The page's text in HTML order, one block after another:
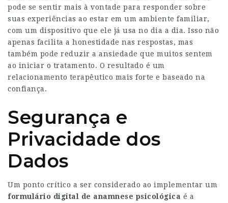
pode se sentir mais à vontade para responder sobre
suas experiências ao estar em um ambiente familiar,
com um dispositivo que ele já usa no dia a dia. Isso não
apenas facilita a honestidade nas respostas, mas
também pode reduzir a ansiedade que muitos sentem
ao iniciar o tratamento. O resultado é um
relacionamento terapêutico mais forte e baseado na
confiança.
Segurança e
Privacidade dos
Dados
Um ponto crítico a ser considerado ao implementar um
formulário digital de anamnese psicológica é a